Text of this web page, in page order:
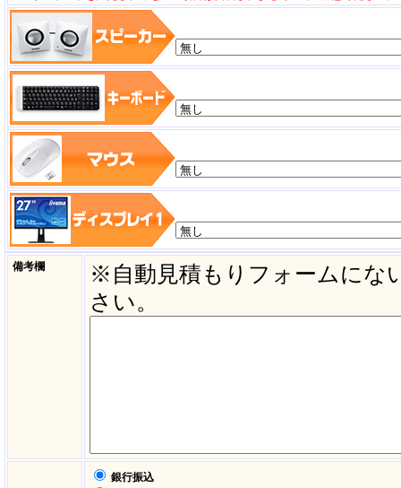
備考欄
※自動見積もりフォームにな
さい。
銀行振込